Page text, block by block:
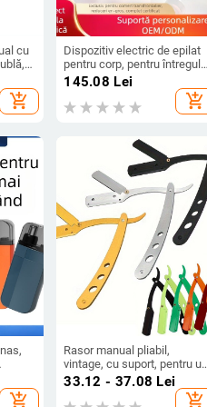
cu
add_shopping_cart
Dispozitiv electric de epilat
pentru corp, pentru întregul
corp, cu două lame,
alimentare USB, motor DC
145.08 Lei
add_shopping_cart
add_shopping_cart
Rasor manual pliabil,
vintage, cu suport, pentru uz
casnic
33.12 - 37.08 Lei
add_shopping_cart